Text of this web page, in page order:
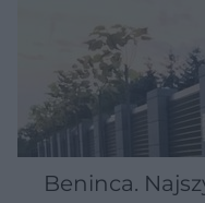
Beninca.